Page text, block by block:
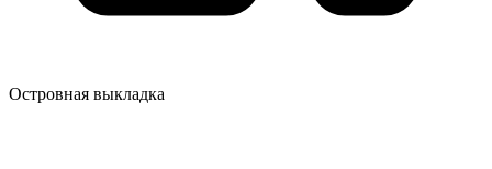
Островная выкладка